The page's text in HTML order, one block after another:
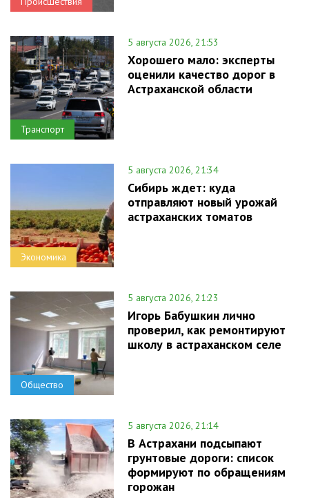
Транспорт
5 августа 2026, 21:53
Хорошего мало: эксперты
оценили качество дорог в
Астраханской области
Экономика
5 августа 2026, 21:34
Сибирь ждет: куда
отправляют новый урожай
астраханских томатов
Общество
5 августа 2026, 21:23
Игорь Бабушкин лично
проверил, как ремонтируют
школу в астраханском селе
5 августа 2026, 21:14
В Астрахани подсыпают
грунтовые дороги: список
формируют по обращениям
горожан